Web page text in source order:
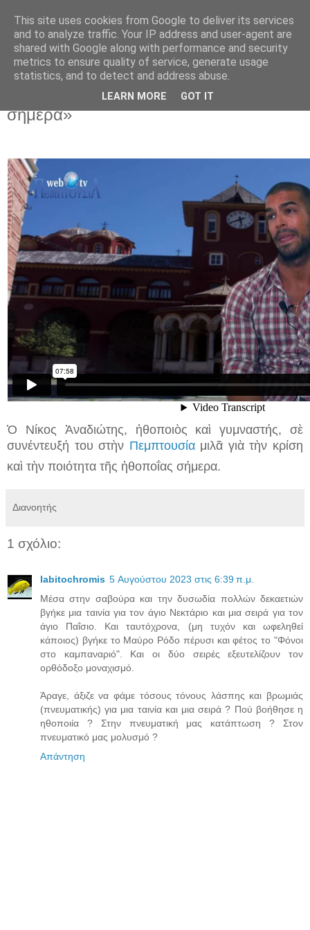
4 Αυγ 2023
«Κρίση καὶ ποιότητα τῆς ἠθοποιΐας
σήμερα»
Ὁ Νίκος Ἀναδιώτης, ἠθοποιὸς καὶ γυμναστής, σὲ
συνέντευξή του στὴν Πεμπτουσίαμιλᾶ γιὰ τὴν κρίση
καὶ τὴν ποιότητα τῆς ἠθοποΐας σήμερα.
Διανοητής
1 σχόλιο:
labitochromis 5 Αυγούστου 2023 στις 6:39 π.μ.
Μέσα στην σαβούρα και την δυσωδία πολλών δεκαετιών
βγήκε μια ταινία για τον άγιο Νεκτάριο και μια σειρά για τον
άγιο Παΐσιο. Και ταυτόχρονα, (μη τυχόν και ωφεληθεί
κάποιος) βγήκε το Μαύρο Ρόδο πέρυσι και φέτος το "Φόνοι
στο καμπαναριό". Και οι δύο σειρές εξευτελίζουν τον
ορθόδοξο μοναχισμό.
Άραγε, άξιζε να φάμε τόσους τόνους λάσπης και βρωμιάς
(πνευματικής) για μια ταινία και μια σειρά ? Πού βοήθησε η
ηθοποιία ? Στην πνευματική μας κατάπτωση ? Στον
πνευματικό μας μολυσμό ?
Απάντηση
This site uses cookies from Google to deliver its services
and to analyze traffic. Your IP address and user-agent are
shared with Google along with performance and security
metrics to ensure quality of service, generate usage
statistics, and to detect and address abuse.
LEARN MORE GOT IT